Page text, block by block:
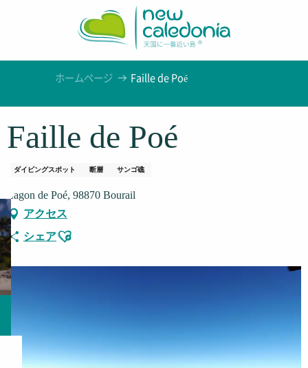
ホームページ Faille de Poé
Faille de Poé
ダイビングスポット 断層 サンゴ礁
Lagon de Poé, 98870 Bourail
アクセス
シェアAjouter aux favoris